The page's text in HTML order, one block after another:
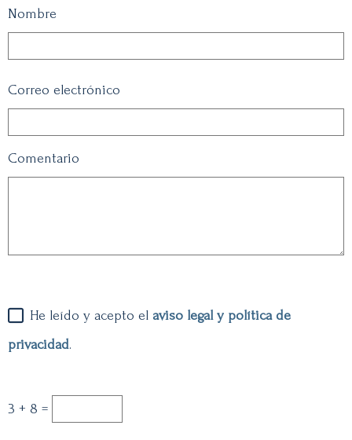
Nombre
Correo electrónico
Comentario
He leído y acepto el aviso legal y política de
privacidad.
3 + 8 =